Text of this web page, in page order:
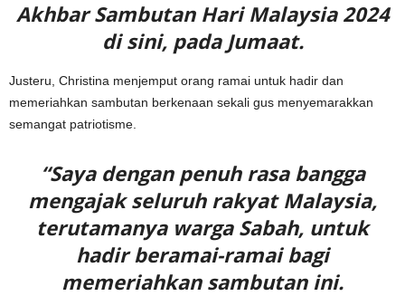
Akhbar Sambutan Hari Malaysia 2024
di sini, pada Jumaat.
Justeru, Christina menjemput orang ramai untuk hadir dan
memeriahkan sambutan berkenaan sekali gus menyemarakkan
semangat patriotisme.
“Saya dengan penuh rasa bangga
mengajak seluruh rakyat Malaysia,
terutamanya warga Sabah, untuk
hadir beramai-ramai bagi
memeriahkan sambutan ini.